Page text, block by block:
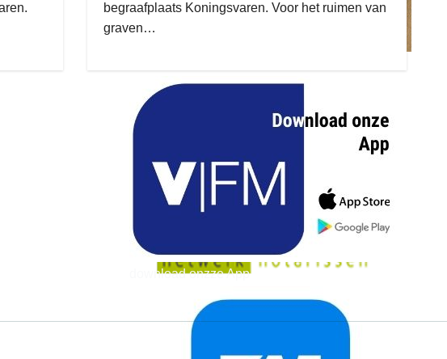
zielman
delangekortland
download onzze App
begraafplaats Koningsvaren. Voor het ruimen van
graven…